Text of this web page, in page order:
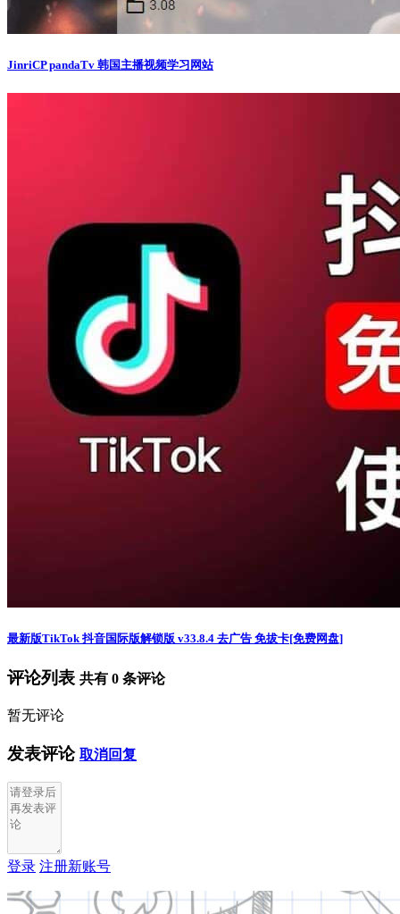
JinriCP pandaTv 韩国主播视频学习网站
最新版TikTok 抖音国际版解锁版 v33.8.4 去广告 免拔卡[免费网盘]
评论列表 共有 0 条评论
暂无评论
发表评论 取消回复
登录 注册新账号